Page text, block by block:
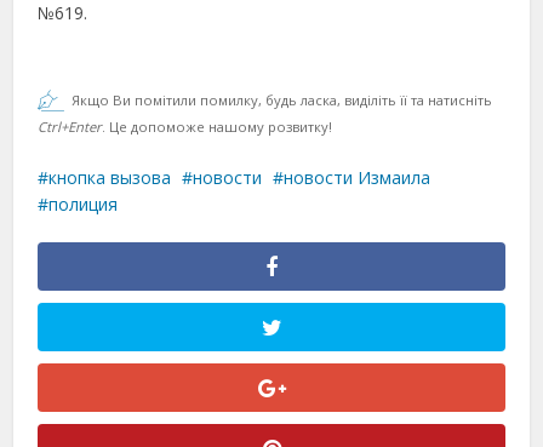
№619.
Якщо Ви помітили помилку, будь ласка, виділіть її та натисніть
Ctrl+Enter. Це допоможе нашому розвитку!
кнопка вызова новости
новости Измаила
полиция